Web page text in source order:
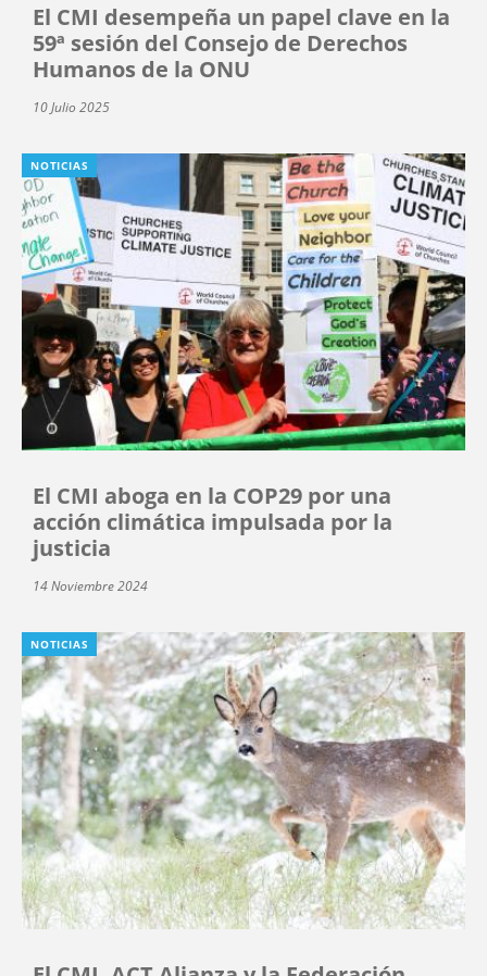
El CMI desempeña un papel clave en la
59ª sesión del Consejo de Derechos
Humanos de la ONU
10 Julio 2025
NOTICIAS
El CMI aboga en la COP29 por una
acción climática impulsada por la
justicia
14 Noviembre 2024
NOTICIAS